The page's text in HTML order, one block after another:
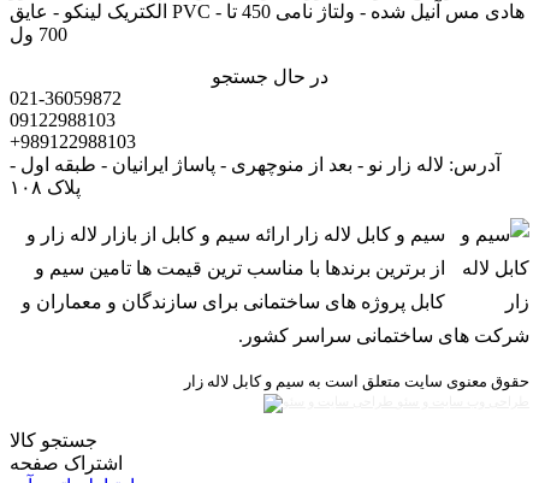
الکتریک لینکو - عایق PVC - هادی مس آنیل شده - ولتاژ نامی 450 تا
700 ول
در حال جستجو
021-36059872
09122988103
+989122988103
آدرس: لاله زار نو - بعد از منوچهری - پاساژ ایرانیان - طبقه اول -
پلاک ۱۰۸
سیم و کابل لاله زار ارائه سیم و کابل از بازار لاله زار و
از برترین برندها با مناسب ترین قیمت ها تامین سیم و
کابل پروژه های ساختمانی برای سازندگان و معماران و
شرکت های ساختمانی سراسر کشور.
حقوق معنوی سایت متعلق است به سیم و کابل لاله زار
جستجو کالا
اشتراک صفحه